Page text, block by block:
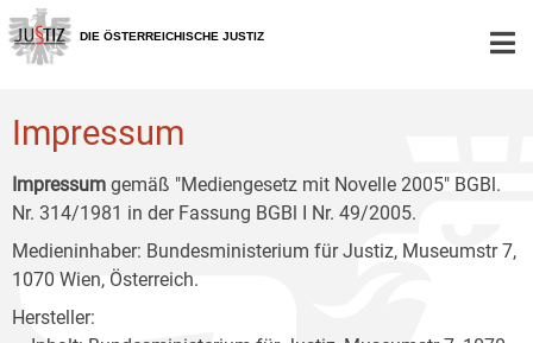
Zur
Hauptnavigation
[1]
Zum
Inhalt
[2]
Zum
Untermenü
[3]
DIE ÖSTERREICHISCHE JUSTIZ
Impressum
Impressum gemäß "Mediengesetz mit Novelle 2005" BGBl.
Nr. 314/1981 in der Fassung BGBl I Nr. 49/2005.
Medieninhaber: Bundesministerium für Justiz, Museumstr 7,
1070 Wien, Österreich.
Hersteller: